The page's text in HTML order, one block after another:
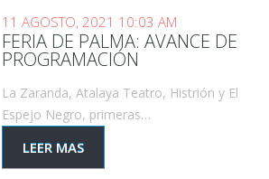
11 AGOSTO, 2021 10:03 AM
FERIA DE PALMA: AVANCE DE
PROGRAMACIÓN
La Zaranda, Atalaya Teatro, Histrión y El
Espejo Negro, primeras…
LEER MAS